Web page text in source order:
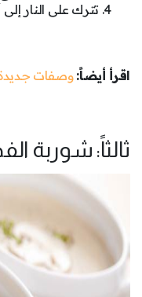
تترك على النار
اقرأ أيضاً: وصفات
ثالثاً: شوربة